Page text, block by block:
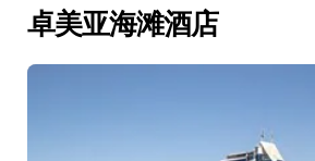
卓美亚海滩酒店